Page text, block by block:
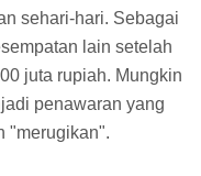
sehari-hari. Sebagai
lain setelah
juta rupiah. Mungkin
penawaran yang
"merugikan".